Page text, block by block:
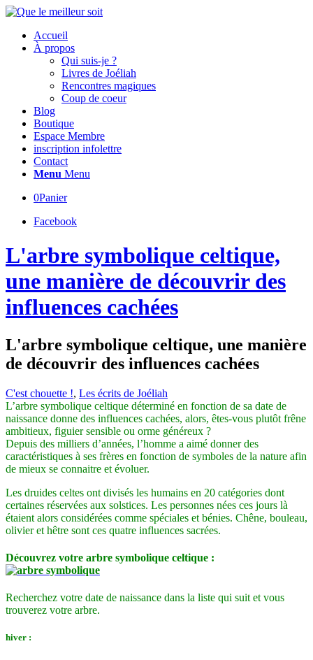
Accueil
À propos
Qui suis-je ?
Livres de Joéliah
Rencontres magiques
Coup de coeur
Blog
Boutique
Espace Membre
inscription infolettre
Contact
Menu Menu
0Panier
Facebook
L'arbre symbolique celtique,
une manière de découvrir des
influences cachées
L'arbre symbolique celtique, une manière
de découvrir des influences cachées
C'est chouette !, Les écrits de Joéliah
L’arbre symbolique celtique déterminé en fonction de sa date de
naissance donne des influences cachées, alors, êtes-vous plutôt frêne
ambitieux, figuier sensible ou orme généreux ?
Depuis des milliers d’années, l’homme a aimé donner des
caractéristiques à ses frères en fonction de symboles de la nature afin
de mieux se connaitre et évoluer.
Les druides celtes ont divisés les humains en 20 catégories dont
certaines réservées aux solstices. Les personnes nées ces jours là
étaient alors considérées comme spéciales et bénies. Chêne, bouleau,
olivier et hêtre sont ces quatre influences sacrées.
Découvrez votre arbre symbolique celtique :
Recherchez votre date de naissance dans la liste qui suit et vous
trouverez votre arbre.
hiver :